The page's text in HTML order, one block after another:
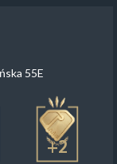
55E
+2